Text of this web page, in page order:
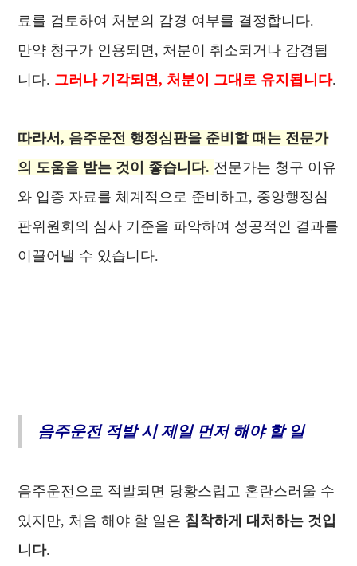
료를 검토하여 처분의 감경 여부를 결정합니다.
만약 청구가 인용되면, 처분이 취소되거나 감경됩
니다. 그러나 기각되면, 처분이 그대로 유지됩니다.
따라서, 음주운전 행정심판을 준비할 때는 전문가
의 도움을 받는 것이 좋습니다. 전문가는 청구 이유
와 입증 자료를 체계적으로 준비하고, 중앙행정심
판위원회의 심사 기준을 파악하여 성공적인 결과를
이끌어낼 수 있습니다.
음주운전 적발 시 제일 먼저 해야 할 일
음주운전으로 적발되면 당황스럽고 혼란스러울 수
있지만, 처음 해야 할 일은 침착하게 대처하는 것입
니다.